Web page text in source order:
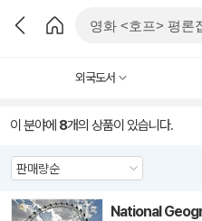
외국도서
이 분야에 8개의 상품이 있습니다.
National